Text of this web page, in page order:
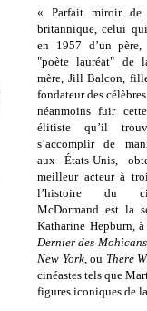
« Parfait miroir de
britannique, celui
en 1957 d’un
"poète lauréat" de
mère, Jill Balcon,
fondateur des
néanmoins fuir
élitiste qu’il
s’accomplir de
aux États-Unis,
meilleur acteur à
l’histoire du
McDormand est la
Katharine Hepburn,
Dernier des
New York, ou There
cinéastes tels que
figures iconiques de